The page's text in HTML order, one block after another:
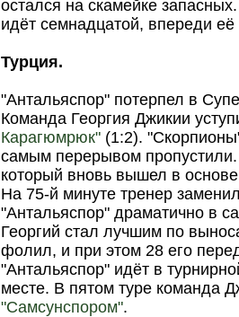
остался на скамейке
идёт семнадцатой, впереди
Турция.
"Антальяспор" потерпел в
Команда Георгия Джикии
Карагюмрюк" (1:2).
самым перерывом
который вновь вышел в
На 75-й минуте тренер
"Антальяспор" драматично в
Георгий стал лучшим по
фолил, и при этом 28 его
"Антальяспор" идёт в
месте. В пятом туре команда
"Самсунспором".